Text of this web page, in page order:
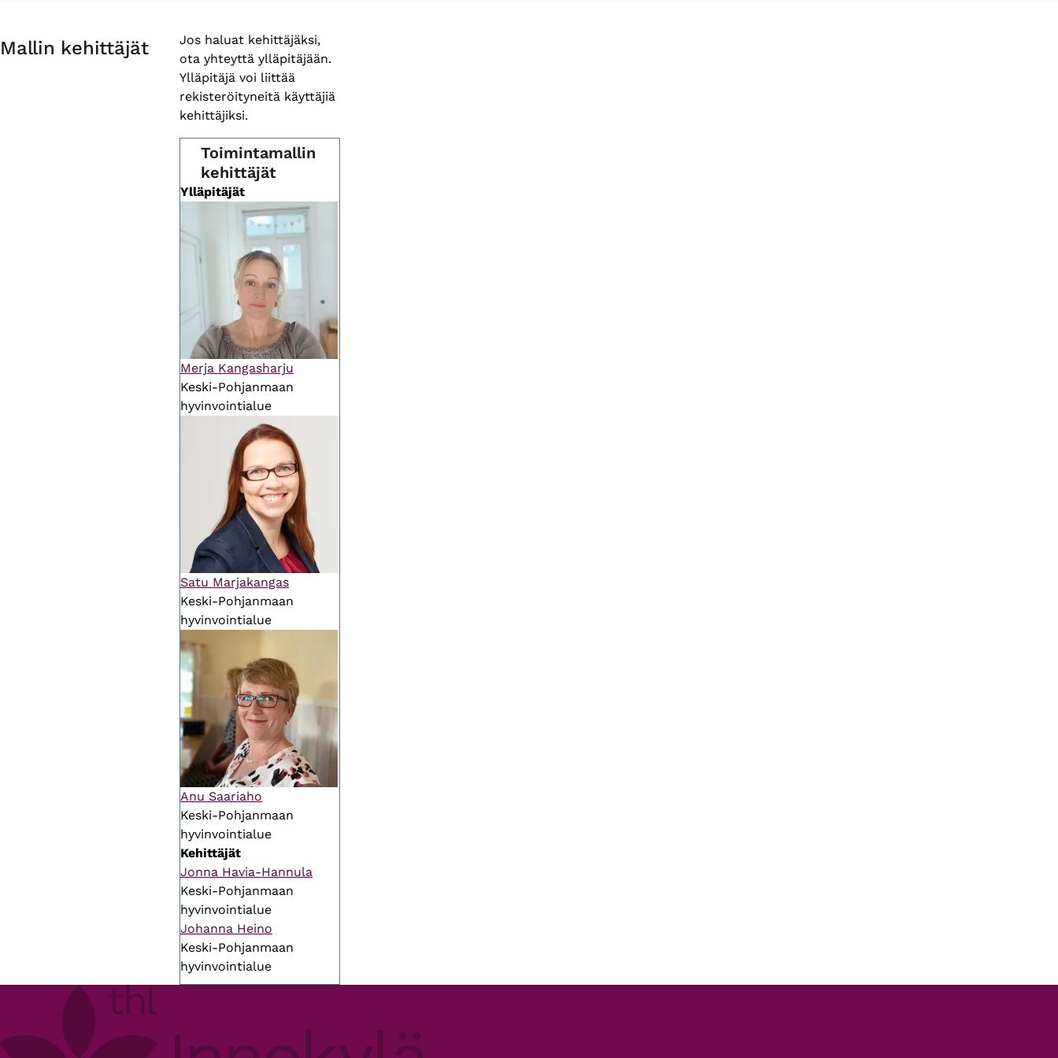
Primary
Mallin kehittäjät
Jos haluat kehittäjäksi,
ota yhteyttä ylläpitäjään.
Ylläpitäjä voi liittää
rekisteröityneitä käyttäjiä
kehittäjiksi.
Toimintamallin
kehittäjät
Ylläpitäjät
Merja Kangasharju
Keski-Pohjanmaan
hyvinvointialue
Satu Marjakangas
Keski-Pohjanmaan
hyvinvointialue
Anu Saariaho
Keski-Pohjanmaan
hyvinvointialue
Kehittäjät
Jonna Havia-Hannula
Keski-Pohjanmaan
hyvinvointialue
Johanna Heino
Keski-Pohjanmaan
hyvinvointialue